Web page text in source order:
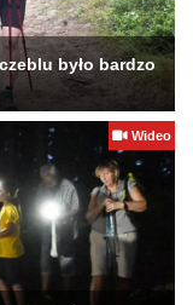
było bardzo
Wideo